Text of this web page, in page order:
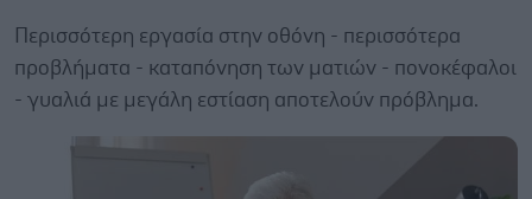
Περισσότερη εργασία στην οθόνη - περισσότερα
προβλήματα - καταπόνηση των ματιών - πονοκέφαλοι
- γυαλιά με μεγάλη εστίαση αποτελούν πρόβλημα.